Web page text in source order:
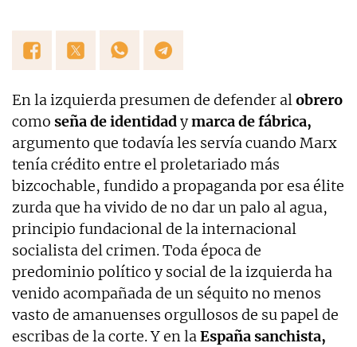
En la izquierda presumen de defender alobrero
como seña de identidadymarca de fábrica,
argumento que todavía les servía cuando Marx
tenía crédito entre el proletariado más
bizcochable, fundido a propaganda por esa élite
zurda que ha vivido de no dar un palo al agua,
principio fundacional de la internacional
socialista del crimen. Toda época de
predominio político y social de la izquierda ha
venido acompañada de un séquito no menos
vasto de amanuenses orgullosos de su papel de
escribas de la corte. Y en laEspaña sanchista,